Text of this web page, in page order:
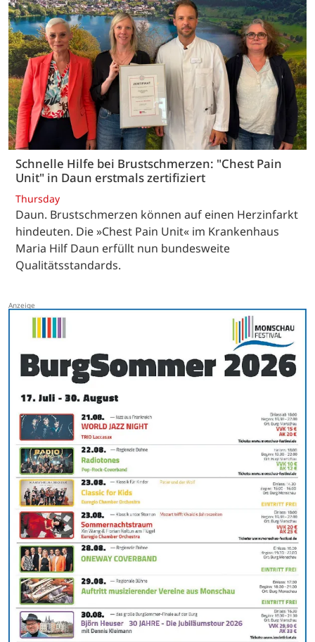
Schnelle Hilfe bei Brustschmerzen: "Chest Pain
Unit" in Daun erstmals zertifiziert
Thursday
Daun. Brustschmerzen können auf einen Herzinfarkt
hindeuten. Die »Chest Pain Unit« im Krankenhaus
Maria Hilf Daun erfüllt nun bundesweite
Qualitätsstandards.